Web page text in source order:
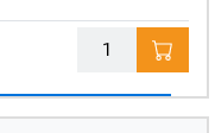
Menge